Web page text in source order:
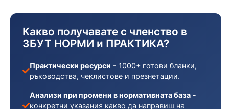
Какво получавате с членство в
ЗБУТ НОРМИ и ПРАКТИКА?
Практически ресурси - 1000+ готови бланки,
ръководства, чеклистове и презнетации.
Анализи при промени в нормативната база -
конкретни указания какво да направиш на